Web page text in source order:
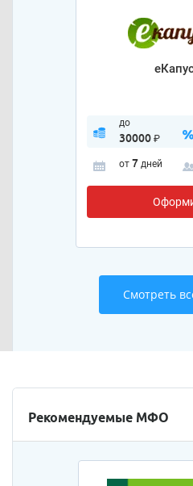
до
30000₽
от 7 дней
Смотреть
Рекомендуемые МФО